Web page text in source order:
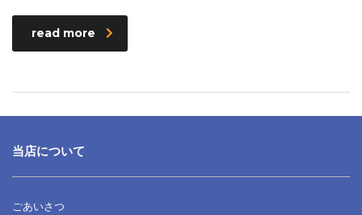
read more
当店について
ごあいさつ